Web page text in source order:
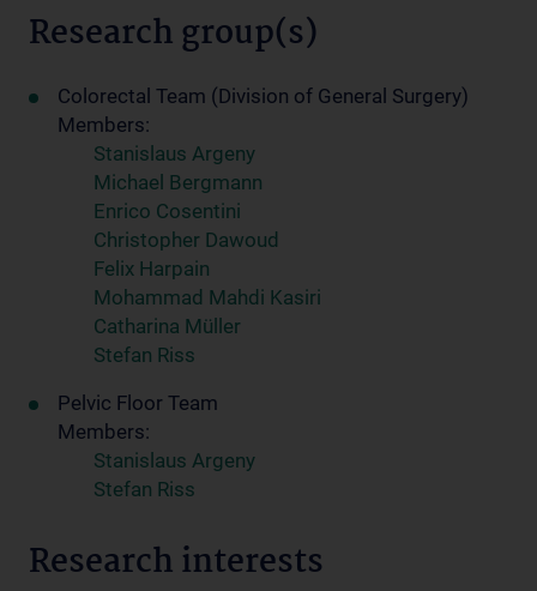
Research group(s)
Colorectal Team (Division of General Surgery)
Members:
Stanislaus Argeny
Michael Bergmann
Enrico Cosentini
Christopher Dawoud
Felix Harpain
Mohammad Mahdi Kasiri
Catharina Müller
Stefan Riss
Pelvic Floor Team
Members:
Stanislaus Argeny
Stefan Riss
Research interests